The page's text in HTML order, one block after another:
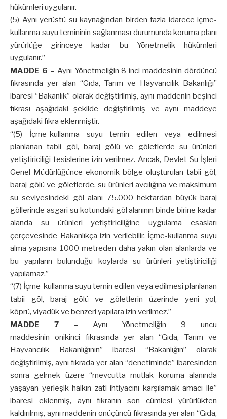
hükümleri uygulanır.
(5) Aynı yerüstü su kaynağından birden fazla idarece içme-
kullanma suyu temininin sağlanması durumunda koruma planı
yürürlüğe girinceye kadar bu Yönetmelik hükümleri
uygulanır.”
MADDE 6 – Aynı Yönetmeliğin 8 inci maddesinin dördüncü
fıkrasında yer alan “Gıda, Tarım ve Hayvancılık Bakanlığı”
ibaresi “Bakanlık” olarak değiştirilmiş, aynı maddenin beşinci
fıkrası aşağıdaki şekilde değiştirilmiş ve aynı maddeye
aşağıdaki fıkra eklenmiştir.
“(5) İçme-kullanma suyu temin edilen veya edilmesi
planlanan tabii göl, baraj gölü ve göletlerde su ürünleri
yetiştiriciliği tesislerine izin verilmez. Ancak, Devlet Su İşleri
Genel Müdürlüğünce ekonomik bölge oluşturulan tabii göl,
baraj gölü ve göletlerde, su ürünleri avcılığına ve maksimum
su seviyesindeki göl alanı 75.000 hektardan büyük baraj
göllerinde asgari su kotundaki göl alanının binde birine kadar
alanda su ürünleri yetiştiriciliğine uygulama esasları
çerçevesinde Bakanlıkça izin verilebilir. İçme-kullanma suyu
alma yapısına 1000 metreden daha yakın olan alanlarda ve
bu yapıların bulunduğu koylarda su ürünleri yetiştiriciliği
yapılamaz.”
“(7) İçme-kullanma suyu temin edilen veya edilmesi planlanan
tabii göl, baraj gölü ve göletlerin üzerinde yeni yol,
köprü, viyadük ve benzeri yapılara izin verilmez.”
MADDE 7 – Aynı Yönetmeliğin 9 uncu
maddesinin onikinci fıkrasında yer alan “Gıda, Tarım ve
Hayvancılık Bakanlığının” ibaresi “Bakanlığın” olarak
değiştirilmiş, aynı fıkrada yer alan “denetiminde” ibaresinden
sonra gelmek üzere “mevcutta mutlak koruma alanında
yaşayan yerleşik halkın zati ihtiyacını karşılamak amacı ile”
ibaresi eklenmiş, aynı fıkranın son cümlesi yürürlükten
kaldırılmış, aynı maddenin onüçüncü fıkrasında yer alan “Gıda,